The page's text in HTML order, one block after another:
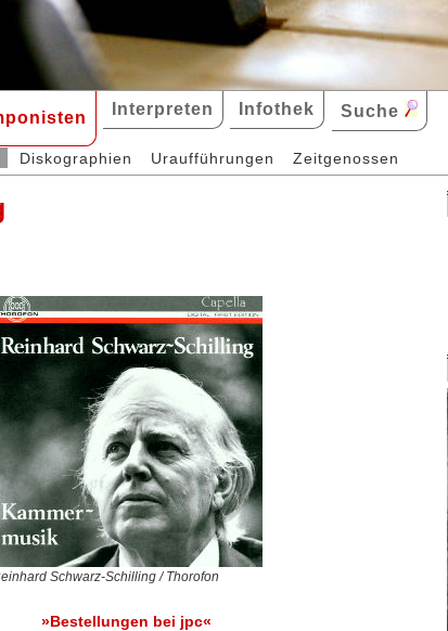
Interpreten Infothek Suche
Diskographien Uraufführungen Zeitgenossen
Schwarz-Schilling / Thorofon
»Bestellungen bei jpc«